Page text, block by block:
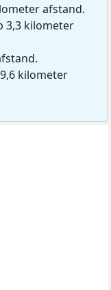
afstand.
3,3 kilometer
kilometer